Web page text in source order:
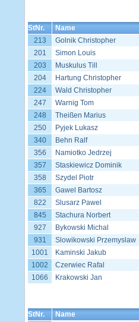
StNr.
Name
213
Golnik Christopher
201
Simon Louis
203
Muskulus Till
204
Hartung Christopher
224
Wald Christopher
247
Warnig Tom
248
Theißen Marius
250
Pyjek Lukasz
340
Behn Ralf
356
Namiotko Jedrzej
357
Staskiewicz Dominik
358
Szydel Piotr
365
Gawel Bartosz
822
Slusarz Pawel
845
Stachura Norbert
927
Bykowski Michal
931
Slowikowski Przemyslaw
1001
Kaminski Jakub
1002
Czerwiec Rafal
1066
Krakowski Jan
StNr.
Name